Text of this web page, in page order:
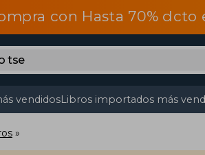
con Hasta 70%
vendidosLibros importados más